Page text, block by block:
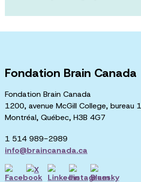
Fondation Brain Canada
Fondation Brain Canada
1200, avenue McGill College, bureau
Montréal, Québec, H3B 4G7
1 514 989-2989
info@braincanada.ca